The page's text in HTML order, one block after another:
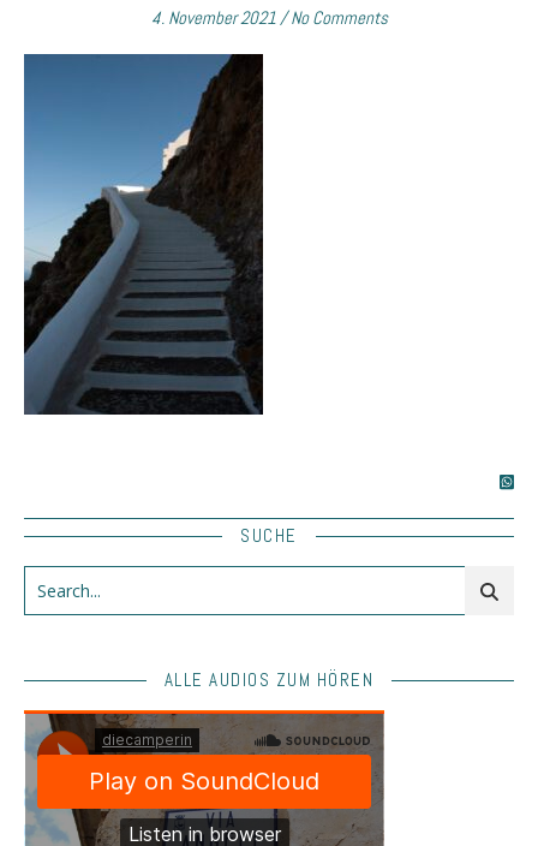
4. November 2021/ No Comments
SUCHE
ALLE AUDIOS ZUM HÖREN